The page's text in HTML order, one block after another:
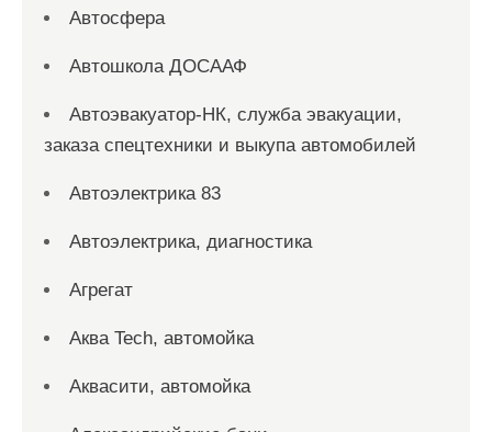
Автосфера
Автошкола ДОСААФ
Автоэвакуатор-НК, служба эвакуации,
заказа спецтехники и выкупа автомобилей
Автоэлектрика 83
Автоэлектрика, диагностика
Агрегат
Аква Tech, автомойка
Аквасити, автомойка